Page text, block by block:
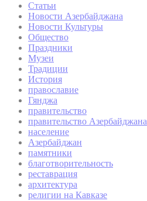
Статьи
Новости Азербайджана
Новости Культуры
Общество
Праздники
Музеи
Традиции
История
православие
Гянджа
правительство
правительство Азербайджана
население
Азербайджан
памятники
благотворительность
реставрация
архитектура
религии на Кавказе